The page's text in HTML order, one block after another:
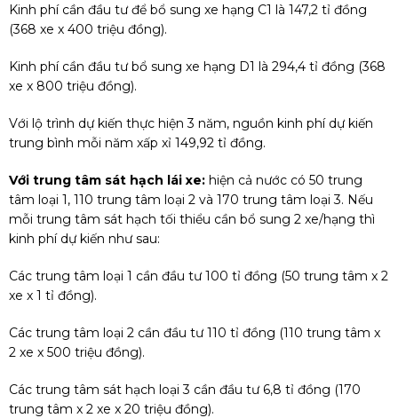
Kinh phí cần đầu tư để bổ sung xe hạng C1 là 147,2 tỉ đồng
(368 xe x 400 triệu đồng).
Kinh phí cần đầu tư bổ sung xe hạng D1 là 294,4 tỉ đồng (368
xe x 800 triệu đồng).
Với lộ trình dự kiến thực hiện 3 năm, nguồn kinh phí dự kiến
trung bình mỗi năm xấp xỉ 149,92 tỉ đồng.
Với trung tâm sát hạch lái xe: hiện cả nước có 50 trung
tâm loại 1, 110 trung tâm loại 2 và 170 trung tâm loại 3. Nếu
mỗi trung tâm sát hạch tối thiểu cần bổ sung 2 xe/hạng thì
kinh phí dự kiến như sau:
Các trung tâm loại 1 cần đầu tư 100 tỉ đồng (50 trung tâm x 2
xe x 1 tỉ đồng).
Các trung tâm loại 2 cần đầu tư 110 tỉ đồng (110 trung tâm x
2 xe x 500 triệu đồng).
Các trung tâm sát hạch loại 3 cần đầu tư 6,8 tỉ đồng (170
trung tâm x 2 xe x 20 triệu đồng).